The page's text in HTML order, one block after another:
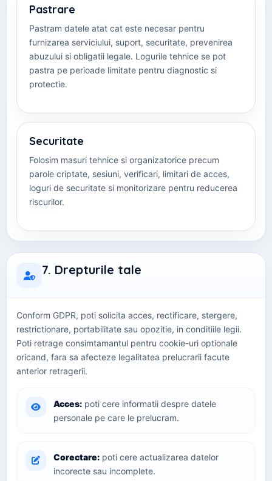
Pastrare
Pastram datele atat cat este necesar pentru
furnizarea serviciului, suport, securitate, prevenirea
abuzului si obligatii legale. Logurile tehnice se pot
pastra pe perioade limitate pentru diagnostic si
protectie.
Securitate
Folosim masuri tehnice si organizatorice precum
parole criptate, sesiuni, verificari, limitari de acces,
loguri de securitate si monitorizare pentru reducerea
riscurilor.
7. Drepturile tale
Conform GDPR, poti solicita acces, rectificare, stergere,
restrictionare, portabilitate sau opozitie, in conditiile legii.
Poti retrage consimtamantul pentru cookie-uri optionale
oricand, fara sa afecteze legalitatea prelucrarii facute
anterior retragerii.
Acces: poti cere informatii despre datele
personale pe care le prelucram.
Corectare: poti cere actualizarea datelor
incorecte sau incomplete.